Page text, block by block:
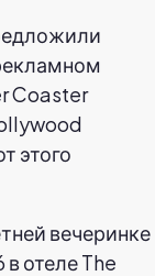
Coaster
этого
вечеринке
отеле The